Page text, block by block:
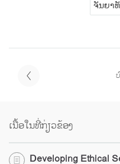
ຈັນຍາ
ເນື້ອໃນທີ່ກ່ຽວຂ້ອງ
Developing Ethical